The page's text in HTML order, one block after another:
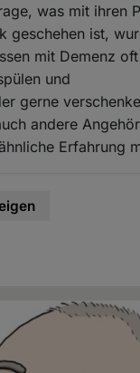
was mit ihren
geschehen ist,
mit Demenz
und
gerne
andere
Erfahrung